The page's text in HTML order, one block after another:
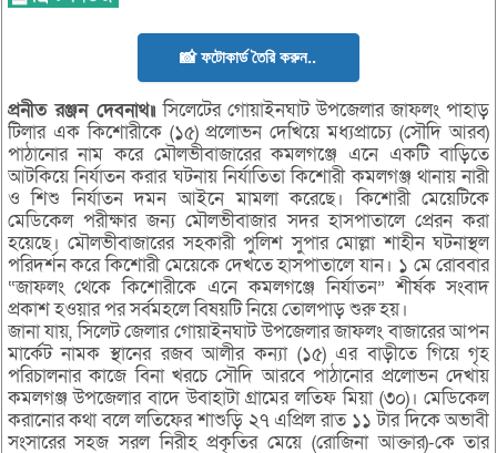
📸 ফটোকার্ড তৈরি করুন..
প্রনীত রঞ্জন দেবনাথ॥সিলেটের গোয়াইনঘাট উপজেলার জাফলং পাহাড়
টিলার এক কিশোরীকে (১৫) প্রলোভন দেখিয়ে মধ্যপ্রাচ্যে (সৌদি আরব)
পাঠানোর নাম করে মৌলভীবাজারের কমলগঞ্জে এনে একটি বাড়িতে
আটকিয়ে নির্যাতন করার ঘটনায় নির্যাতিতা কিশোরী কমলগঞ্জ থানায় নারী
ও শিশু নির্যাতন দমন আইনে মামলা করেছে। কিশোরী মেয়েটিকে
মেডিকেল পরীক্ষার জন্য মৌলভীবাজার সদর হাসপাতালে প্রেরন করা
হয়েছে। মৌলভীবাজারের সহকারী পুলিশ সুপার মোল্লা শাহীন ঘটনাস্থল
পরিদর্শন করে কিশোরী মেয়েকে দেখতে হাসপাতালে যান। ১ মে রোববার
“জাফলং থেকে কিশোরীকে এনে কমলগঞ্জে নির্যাতন” শীর্ষক সংবাদ
প্রকাশ হওয়ার পর সর্বমহলে বিষয়টি নিয়ে তোলপাড় শুরু হয়।
জানা যায়, সিলেট জেলার গোয়াইনঘাট উপজেলার জাফলং বাজারের আপন
মার্কেট নামক স্থানের রজব আলীর কন্যা (১৫) এর বাড়ীতে গিয়ে গৃহ
পরিচালনার কাজে বিনা খরচে সৌদি আরবে পাঠানোর প্রলোভন দেখায়
কমলগঞ্জ উপজেলার বাদে উবাহাটা গ্রামের লতিফ মিয়া (৩০)। মেডিকেল
করানোর কথা বলে লতিফের শাশুড়ি ২৭ এপ্রিল রাত ১১ টার দিকে অভাবী
সংসারের সহজ সরল নিরীহ প্রকৃতির মেয়ে (রোজিনা আক্তার)-কে তার